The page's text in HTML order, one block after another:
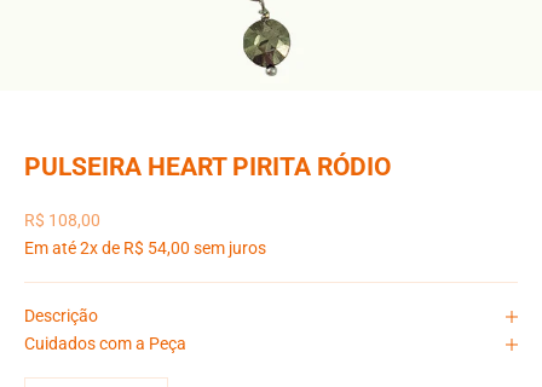
PULSEIRA HEART PIRITA RÓDIO
Preço promocional
R$ 108,00
Em até 2x de R$ 54,00 sem juros
Descrição
Cuidados com a Peça